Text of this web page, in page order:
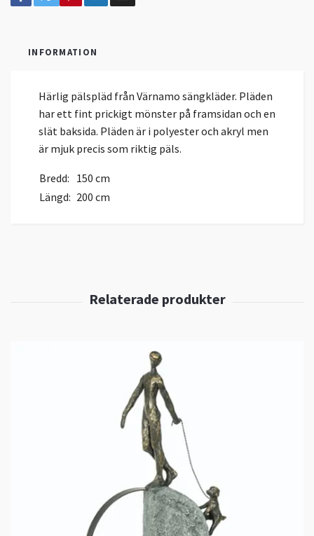
INFORMATION
Härlig pälspläd från Värnamo sängkläder. Pläden
har ett fint prickigt mönster på framsidan och en
slät baksida. Pläden är i polyester och akryl men
är mjuk precis som riktig päls.
Bredd: 150 cm
Längd: 200 cm